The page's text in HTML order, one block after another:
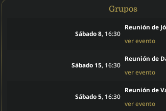
Grupos
Sábado 8, 16:30
Reunión de
ver evento
Sábado 15, 16:30
Reunión de
ver evento
Sábado 5, 16:30
Reunión de
ver evento